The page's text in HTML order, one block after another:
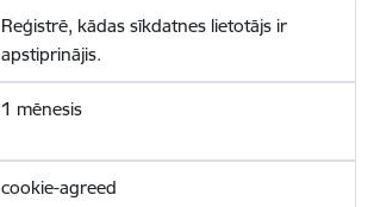
Reģistrē, kādas sīkdatnes lietotājs ir
apstiprinājis.
1 mēnesis
cookie-agreed